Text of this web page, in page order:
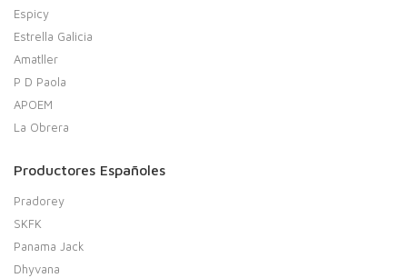
Espicy
Estrella Galicia
Amatller
P D Paola
APOEM
La Obrera
Productores Españoles
Pradorey
SKFK
Panama Jack
Dhyvana